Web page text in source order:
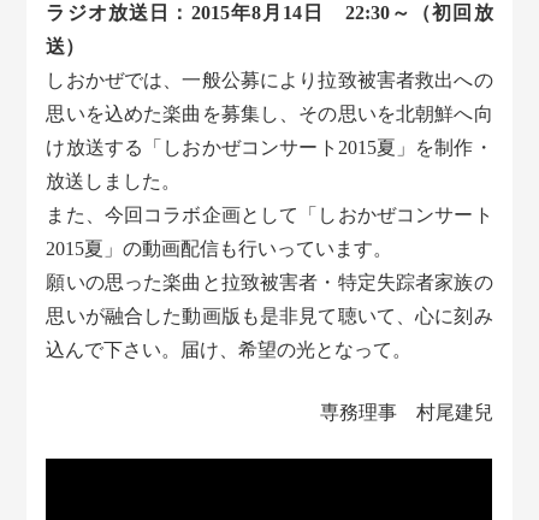
ラジオ放送日：2015年8月14日 22:30～（初回放
送）
しおかぜでは、一般公募により拉致被害者救出への
思いを込めた楽曲を募集し、その思いを北朝鮮へ向
け放送する「しおかぜコンサート2015夏」を制作・
放送しました。
また、今回コラボ企画として「しおかぜコンサート
2015夏」の動画配信も行いっています。
願いの思った楽曲と拉致被害者・特定失踪者家族の
思いが融合した動画版も是非見て聴いて、心に刻み
込んで下さい。届け、希望の光となって。
専務理事 村尾建兒